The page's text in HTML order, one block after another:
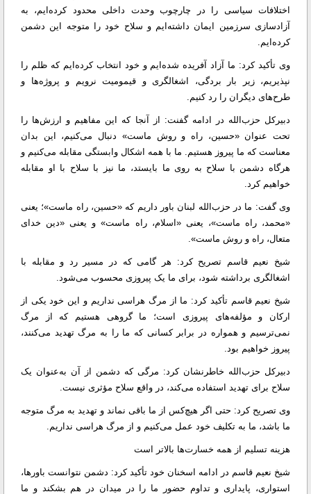
اختلافات سیاسی را در چارچوب وحدت داخلی محدود کرده‌ایم، به
آزادسازی سرزمین ایمان داشته‌ایم و سلاح خود را متوجه این دشمن
کرده‌ایم.
وی تأکید کرد: ما آزاد آفریده شده‌ایم و خود انتخاب کرده‌ایم که ظلم را
نپذیریم، زیر بار بردگی، اشغالگری و قیمومیت نرویم و پروژه‌ها و
طرح‌های دیگران را رد کنیم.
دبیرکل حزب‌الله در ادامه گفنت: از آنجا که این مفاهیم و ارزش‌ها را
تحت عنوان «حسین، راه و روش ماست» دنبال می‌کنیم، این بدان
معناست که ما پیروز هستیم. ما با همه اشکال وابستگی مقابله می‌کنیم و
هرگاه دشمن با سلاح به روی ما بایستد، ما نیز با سلاح با او مقابله
خواهیم کرد.
وی گفت: ما در حزب‌الله لبنان باور داریم که «حسین، راه ماست»؛ یعنی
«محمد، راه ماست»، یعنی «اسلام، راه ماست» و یعنی «دین خدای
متعال، راه و روش ماست».
شیخ نعیم قاسم تصریح کرد: هر گامی که در مسیر رد و مقابله با
اشغالگری برداشته شود، برای ما یک پیروزی محسوب می‌شود.
شیخ نعیم قاسم تأکید کرد: ما از مرگ هراسی نداریم و این خود یکی از
ارکان و مؤلفه‌های پیروزی است؛ ما گروهی هستیم که از مرگ
نمی‌ترسیم و همواره در برابر کسانی که ما را به مرگ تهدید می‌کنند،
پیروز خواهیم بود.
دبیرکل حزب‌الله خاطرنشان کرد: مرگی که دشمن از آن به‌عنوان یک
سلاح برای تهدید استفاده می‌کند، در واقع سلاح مؤثری نیست.
وی تصریح کرد: حتی اگر هیچ‌کس از ما باقی نماند و تهدید به مرگ متوجه
ما باشد، ما به تکلیف خود عمل می‌کنیم و از مرگ هراسی نداریم.
هزینه تسلیم از همه خسارت‌ها بالاتر است
شیخ نعیم قاسم در ادامه اسخنان خود تأکید کرد: دشمن نتوانست باورها،
استواری، پایداری و تداوم حضور ما را در میدان در هم بشکند و ما